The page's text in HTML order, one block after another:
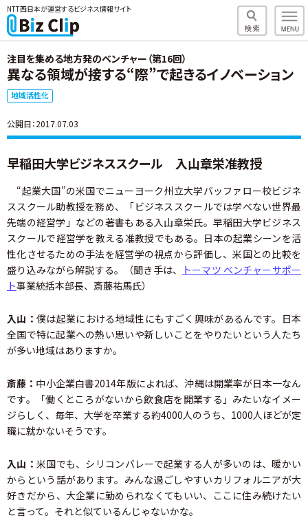
NTT西日本が運営するビジネス情報サイト
注目を集める地方発のベンチャー（第16回）
異なる領域が接する“際”で起きるイノベーション
地域活性化
公開日：2017.07.03
早稲田大学ビジネススクール 入山章栄准教授
“起業大国”の米国でニューヨーク州立大学バッファロー校ビジネ
ススクール助教授を務め、「ビジネススクールでは学べない世界最
先端の経営学」などの著書もある入山章栄氏。早稲田大学ビジネス
スクールで経営学を教える准教授でもある。日本の起業シーンを活
性化させるための手法を経営学の視点から評価し、米国との比較を
盛り込みながら解説する。（聞き手は、
トーマツ ベンチャーサポー
ト事業統括本部長、斎藤祐馬氏）
入山：僕は起業における地域性にもすごく興味があるんです。日本
全国で特に起業への熱い思いや新しいことをやりたいという人たち
が多い地域はありますか。
斎藤： 中小企業白書2014年版によれば、沖縄は開業率が日本一なん
です。「働くところがないから飲食店を開業する」みたいなイメー
ジらしく、毎年、大学を卒業する約4000人のうち、1000人ほどが定
職に就かないそうです。
入山： 米国でも、シリコンバレーで起業する人が多いのは、暖かい
からという話があります。みんな過ごしやすいカリフォルニアが大
好きだから、大企業に勤められなくてもいい、ここに住み続けたい
と言って。それと似ているんじゃないかな。